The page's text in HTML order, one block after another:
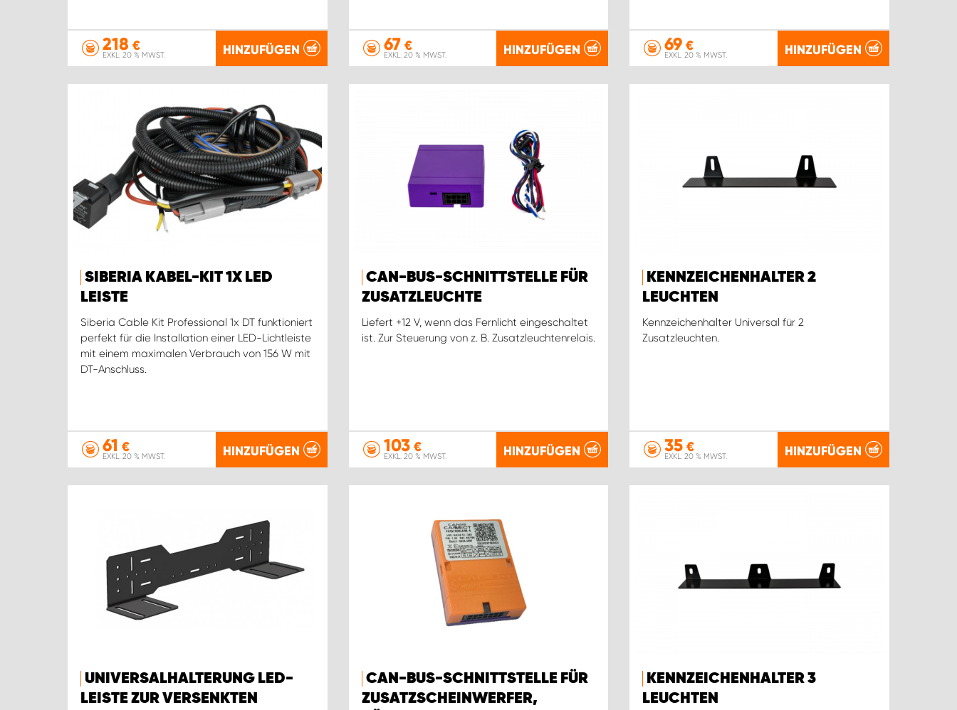
218 €
EXKL. 20 % MWST. HINZUFÜGEN 67€
EXKL. 20 % MWST. HINZUFÜGEN 69 €
EXKL. 20 % MWST. HINZUFÜGEN
SIBERIA KABEL-KIT 1X LED
LEISTE
Siberia Cable Kit Professional 1x DT funktioniert
perfekt für die Installation einer LED-Lichtleiste
mit einem maximalen Verbrauch von 156 W mit
DT-Anschluss.
61 €
EXKL. 20 % MWST. HINZUFÜGEN
CAN-BUS-SCHNITTSTELLE FÜR
ZUSATZLEUCHTE
Liefert +12 V, wenn das Fernlicht eingeschaltet
ist. Zur Steuerung von z. B. Zusatzleuchtenrelais.
103€
EXKL. 20 % MWST. HINZUFÜGEN
KENNZEICHENHALTER 2
LEUCHTEN
Kennzeichenhalter Universal für 2
Zusatzleuchten.
35 €
EXKL. 20 % MWST. HINZUFÜGEN
UNIVERSALHALTERUNG LED-
LEISTE ZUR VERSENKTEN
CAN-BUS-SCHNITTSTELLE FÜR
ZUSATZSCHEINWERFER,
KENNZEICHENHALTER 3
LEUCHTEN